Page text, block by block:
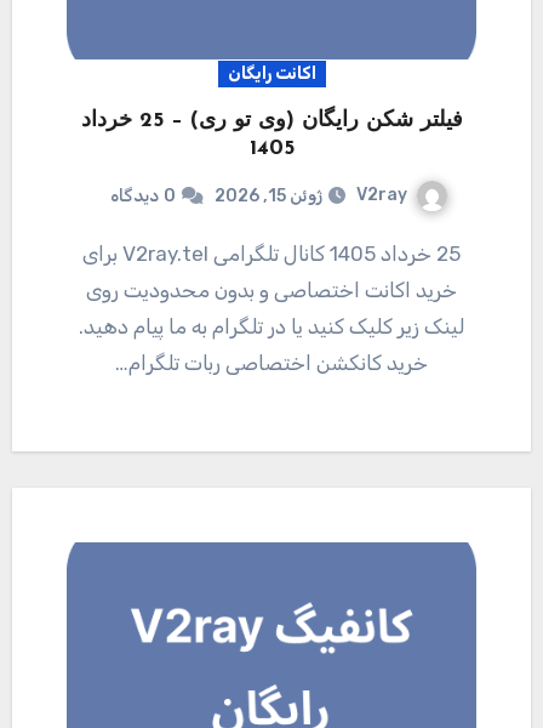
اکانت رایگان
فیلتر شکن رایگان (وی تو ری) – 25 خرداد
1405
V2ray ژوئن 15, 2026 0 دیدگاه
25 خرداد 1405 کانال تلگرامی V2ray.tel برای
خرید اکانت اختصاصی و بدون محدودیت روی
لینک زیر کلیک کنید یا در تلگرام به ما پیام دهید.
خرید کانکشن اختصاصی ربات تلگرام…